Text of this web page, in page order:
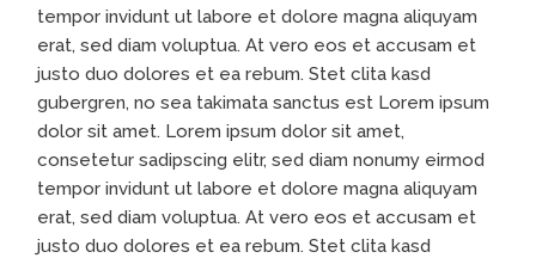
tempor invidunt ut labore et dolore magna aliquyam
erat, sed diam voluptua. At vero eos et accusam et
justo duo dolores et ea rebum. Stet clita kasd
gubergren, no sea takimata sanctus est Lorem ipsum
dolor sit amet. Lorem ipsum dolor sit amet,
consetetur sadipscing elitr, sed diam nonumy eirmod
tempor invidunt ut labore et dolore magna aliquyam
erat, sed diam voluptua. At vero eos et accusam et
justo duo dolores et ea rebum. Stet clita kasd